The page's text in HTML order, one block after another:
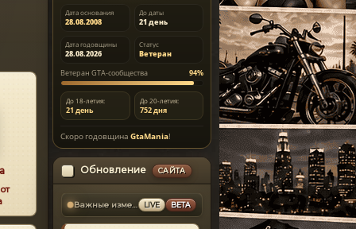
Дата основания
28.08.2008
До даты
21 день
Дата годовщины
28.08.2026
Статус
Ветеран
Ветеран GTA-сообщества
94%
До 18-летия:
21 день
До 20-летия:
752 дня
Скоро годовщинаGtaMania!
Обновление САЙТА
Важные изменения LIVE BETA